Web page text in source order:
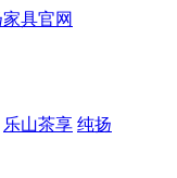
乐山茶享 纯扬